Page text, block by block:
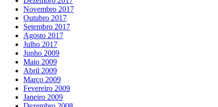
Novembro 2017
Outubro 2017
Setembro 2017
Agosto 2017
Julho 2017
Junho 2009
Maio 2009
Abril 2009
Março 2009
Fevereiro 2009
Janeiro 2009